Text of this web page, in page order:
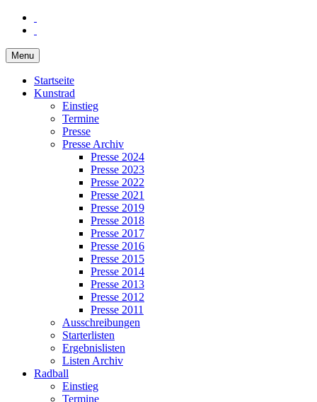
Menu
Startseite
Kunstrad
Einstieg
Termine
Presse
Presse Archiv
Presse 2024
Presse 2023
Presse 2022
Presse 2021
Presse 2019
Presse 2018
Presse 2017
Presse 2016
Presse 2015
Presse 2014
Presse 2013
Presse 2012
Presse 2011
Ausschreibungen
Starterlisten
Ergebnislisten
Listen Archiv
Radball
Einstieg
Termine